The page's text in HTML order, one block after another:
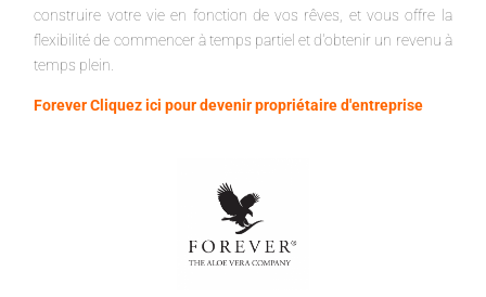
construire votre vie en fonction de vos rêves, et vous offre la
flexibilité de commencer à temps partiel et d'obtenir un revenu à
temps plein.
Forever Cliquez ici pour devenir propriétaire d'entreprise